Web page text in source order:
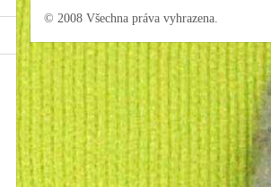
© 2008 Všechna práva vyhrazena.